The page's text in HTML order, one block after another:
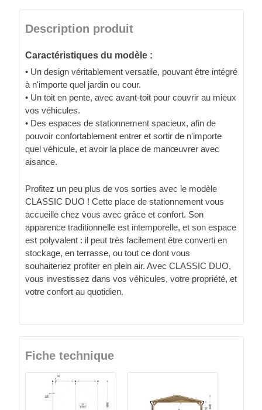
Description produit
Caractéristiques du modèle :
• Un design véritablement versatile, pouvant être intégré
à n'importe quel jardin ou cour.
• Un toit en pente, avec avant-toit pour couvrir au mieux
vos véhicules.
• Des espaces de stationnement spacieux, afin de
pouvoir confortablement entrer et sortir de n'importe
quel véhicule, et avoir la place de manœuvrer avec
aisance.
Profitez un peu plus de vos sorties avec le modèle
CLASSIC DUO ! Cette place de stationnement vous
accueille chez vous avec grâce et confort. Son
apparence traditionnelle est intemporelle, et son espace
est polyvalent : il peut très facilement être converti en
stockage, en terrasse, ou tout ce dont vous
souhaiteriez profiter en plein air. Avec CLASSIC DUO,
vous investissez dans vos véhicules, votre propriété, et
votre confort au quotidien.
Fiche technique